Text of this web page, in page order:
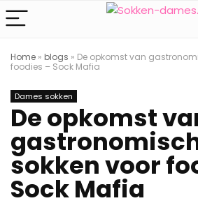
Home » blogs » De opkomst van
foodies – Sock Mafia
Dames sokken
De opkomst
sokken voor
Sock Mafia